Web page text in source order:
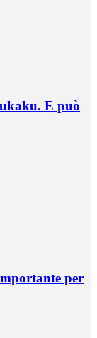
E può
per